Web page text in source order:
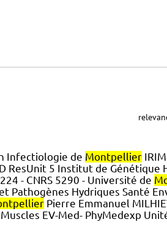
Infectiologie de MontpellierIRIM
ResUnit 5 Institut de Génétique
- CNRS 5290 - Université de
Pathogènes Hydriques Santé
Pierre Emmanuel
EV-Med- PhyMedexp